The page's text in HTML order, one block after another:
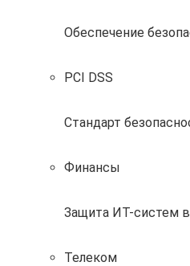
Обеспечение
PCI DSS
Стандарт
Финансы
Защита ИТ-систем в
Телеком